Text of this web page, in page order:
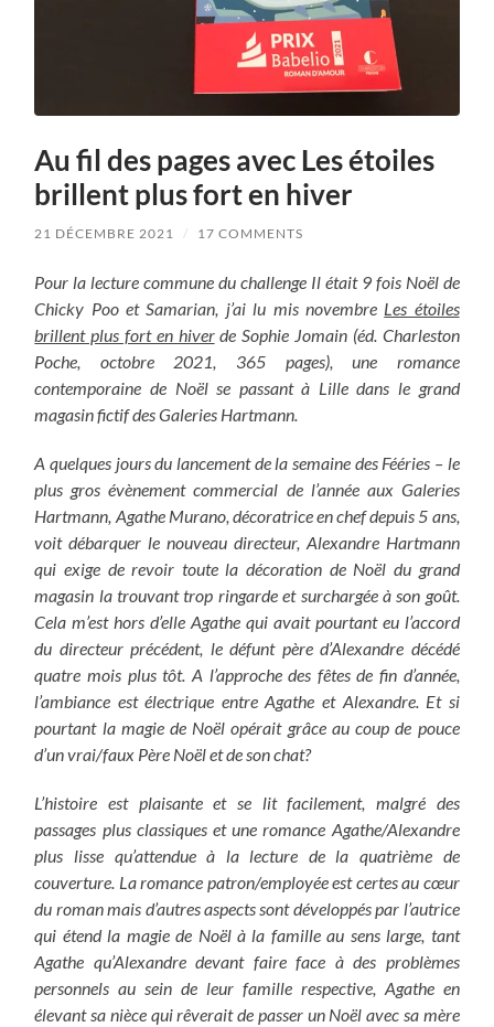
Au fil des pages avec Les étoiles
brillent plus fort en hiver
21 DÉCEMBRE 2021 / 17 COMMENTS
Pour la lecture commune du challenge Il était 9 fois Noël de
Chicky Poo et Samarian, j’ai lu mis novembre Les étoiles
brillent plus fort en hiverde Sophie Jomain (éd. Charleston
Poche, octobre 2021, 365 pages), une romance
contemporaine de Noël se passant à Lille dans le grand
magasin fictif des Galeries Hartmann.
A quelques jours du lancement de la semaine des Fééries – le
plus gros évènement commercial de l’année aux Galeries
Hartmann, Agathe Murano, décoratrice en chef depuis 5 ans,
voit débarquer le nouveau directeur, Alexandre Hartmann
qui exige de revoir toute la décoration de Noël du grand
magasin la trouvant trop ringarde et surchargée à son goût.
Cela m’est hors d’elle Agathe qui avait pourtant eu l’accord
du directeur précédent, le défunt père d’Alexandre décédé
quatre mois plus tôt. A l’approche des fêtes de fin d’année,
l’ambiance est électrique entre Agathe et Alexandre. Et si
pourtant la magie de Noël opérait grâce au coup de pouce
d’un vrai/faux Père Noël et de son chat?
L’histoire est plaisante et se lit facilement, malgré des
passages plus classiques et une romance Agathe/Alexandre
plus lisse qu’attendue à la lecture de la quatrième de
couverture. La romance patron/employée est certes au cœur
du roman mais d’autres aspects sont développés par l’autrice
qui étend la magie de Noël à la famille au sens large, tant
Agathe qu’Alexandre devant faire face à des problèmes
personnels au sein de leur famille respective, Agathe en
élevant sa nièce qui rêverait de passer un Noël avec sa mère